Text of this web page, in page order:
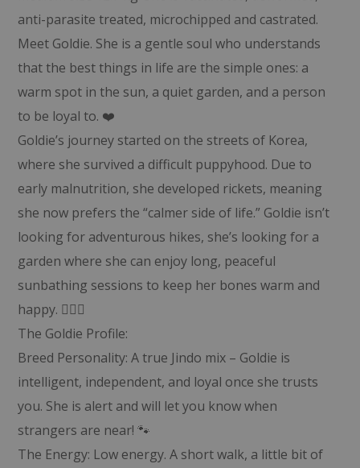
anti-parasite treated, microchipped and castrated.
Meet Goldie. She is a gentle soul who understands
that the best things in life are the simple ones: a
warm spot in the sun, a quiet garden, and a person
to be loyal to. ❤️
Goldie’s journey started on the streets of Korea,
where she survived a difficult puppyhood. Due to
early malnutrition, she developed rickets, meaning
she now prefers the “calmer side of life.” Goldie isn’t
looking for adventurous hikes, she’s looking for a
garden where she can enjoy long, peaceful
sunbathing sessions to keep her bones warm and
happy. 🧘‍♀️✨
The Goldie Profile:
Breed Personality: A true Jindo mix – Goldie is
intelligent, independent, and loyal once she trusts
you. She is alert and will let you know when
strangers are near! 🐾
The Energy: Low energy. A short walk, a little bit of